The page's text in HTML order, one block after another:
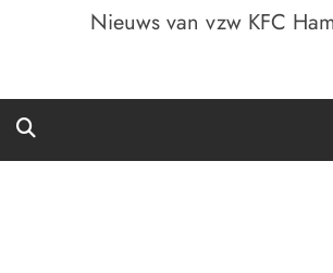
Nieuws van vzw KFC